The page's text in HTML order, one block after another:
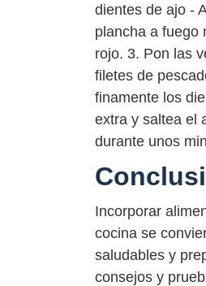
dientes de ajo -
plancha a fuego
rojo. 3. Pon las
filetes de
finamente los
extra y saltea el
durante unos
Incorporar
cocina se
saludables y
consejos y